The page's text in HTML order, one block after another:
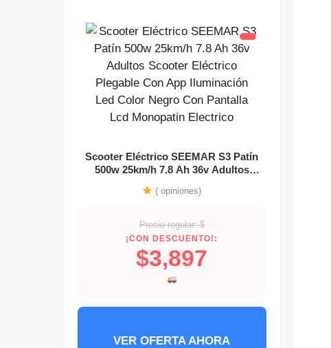
Scooter Eléctrico SEEMAR S3 Patín
500w 25km/h 7.8 Ah 36v Adultos
Iluminación Led Color Negro Con
( opiniones)
Precio regular: $
¡CON DESCUENTO!:
$3,897
VER OFERTA AHORA